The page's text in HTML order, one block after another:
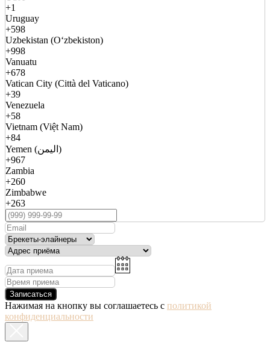
+1
Uruguay
+598
Uzbekistan (Oʻzbekiston)
+998
Vanuatu
+678
Vatican City (Città del Vaticano)
+39
Venezuela
+58
Vietnam (Việt Nam)
+84
Yemen (اليمن)
+967
Zambia
+260
Zimbabwe
+263
Записаться
Нажимая на кнопку вы соглашаетесь с политикой
конфиденциальности